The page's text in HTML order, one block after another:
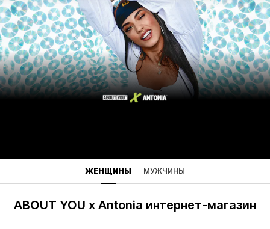
ЖЕНЩИНЫ МУЖЧИНЫ
ABOUT YOU x Antonia интернет-магазин